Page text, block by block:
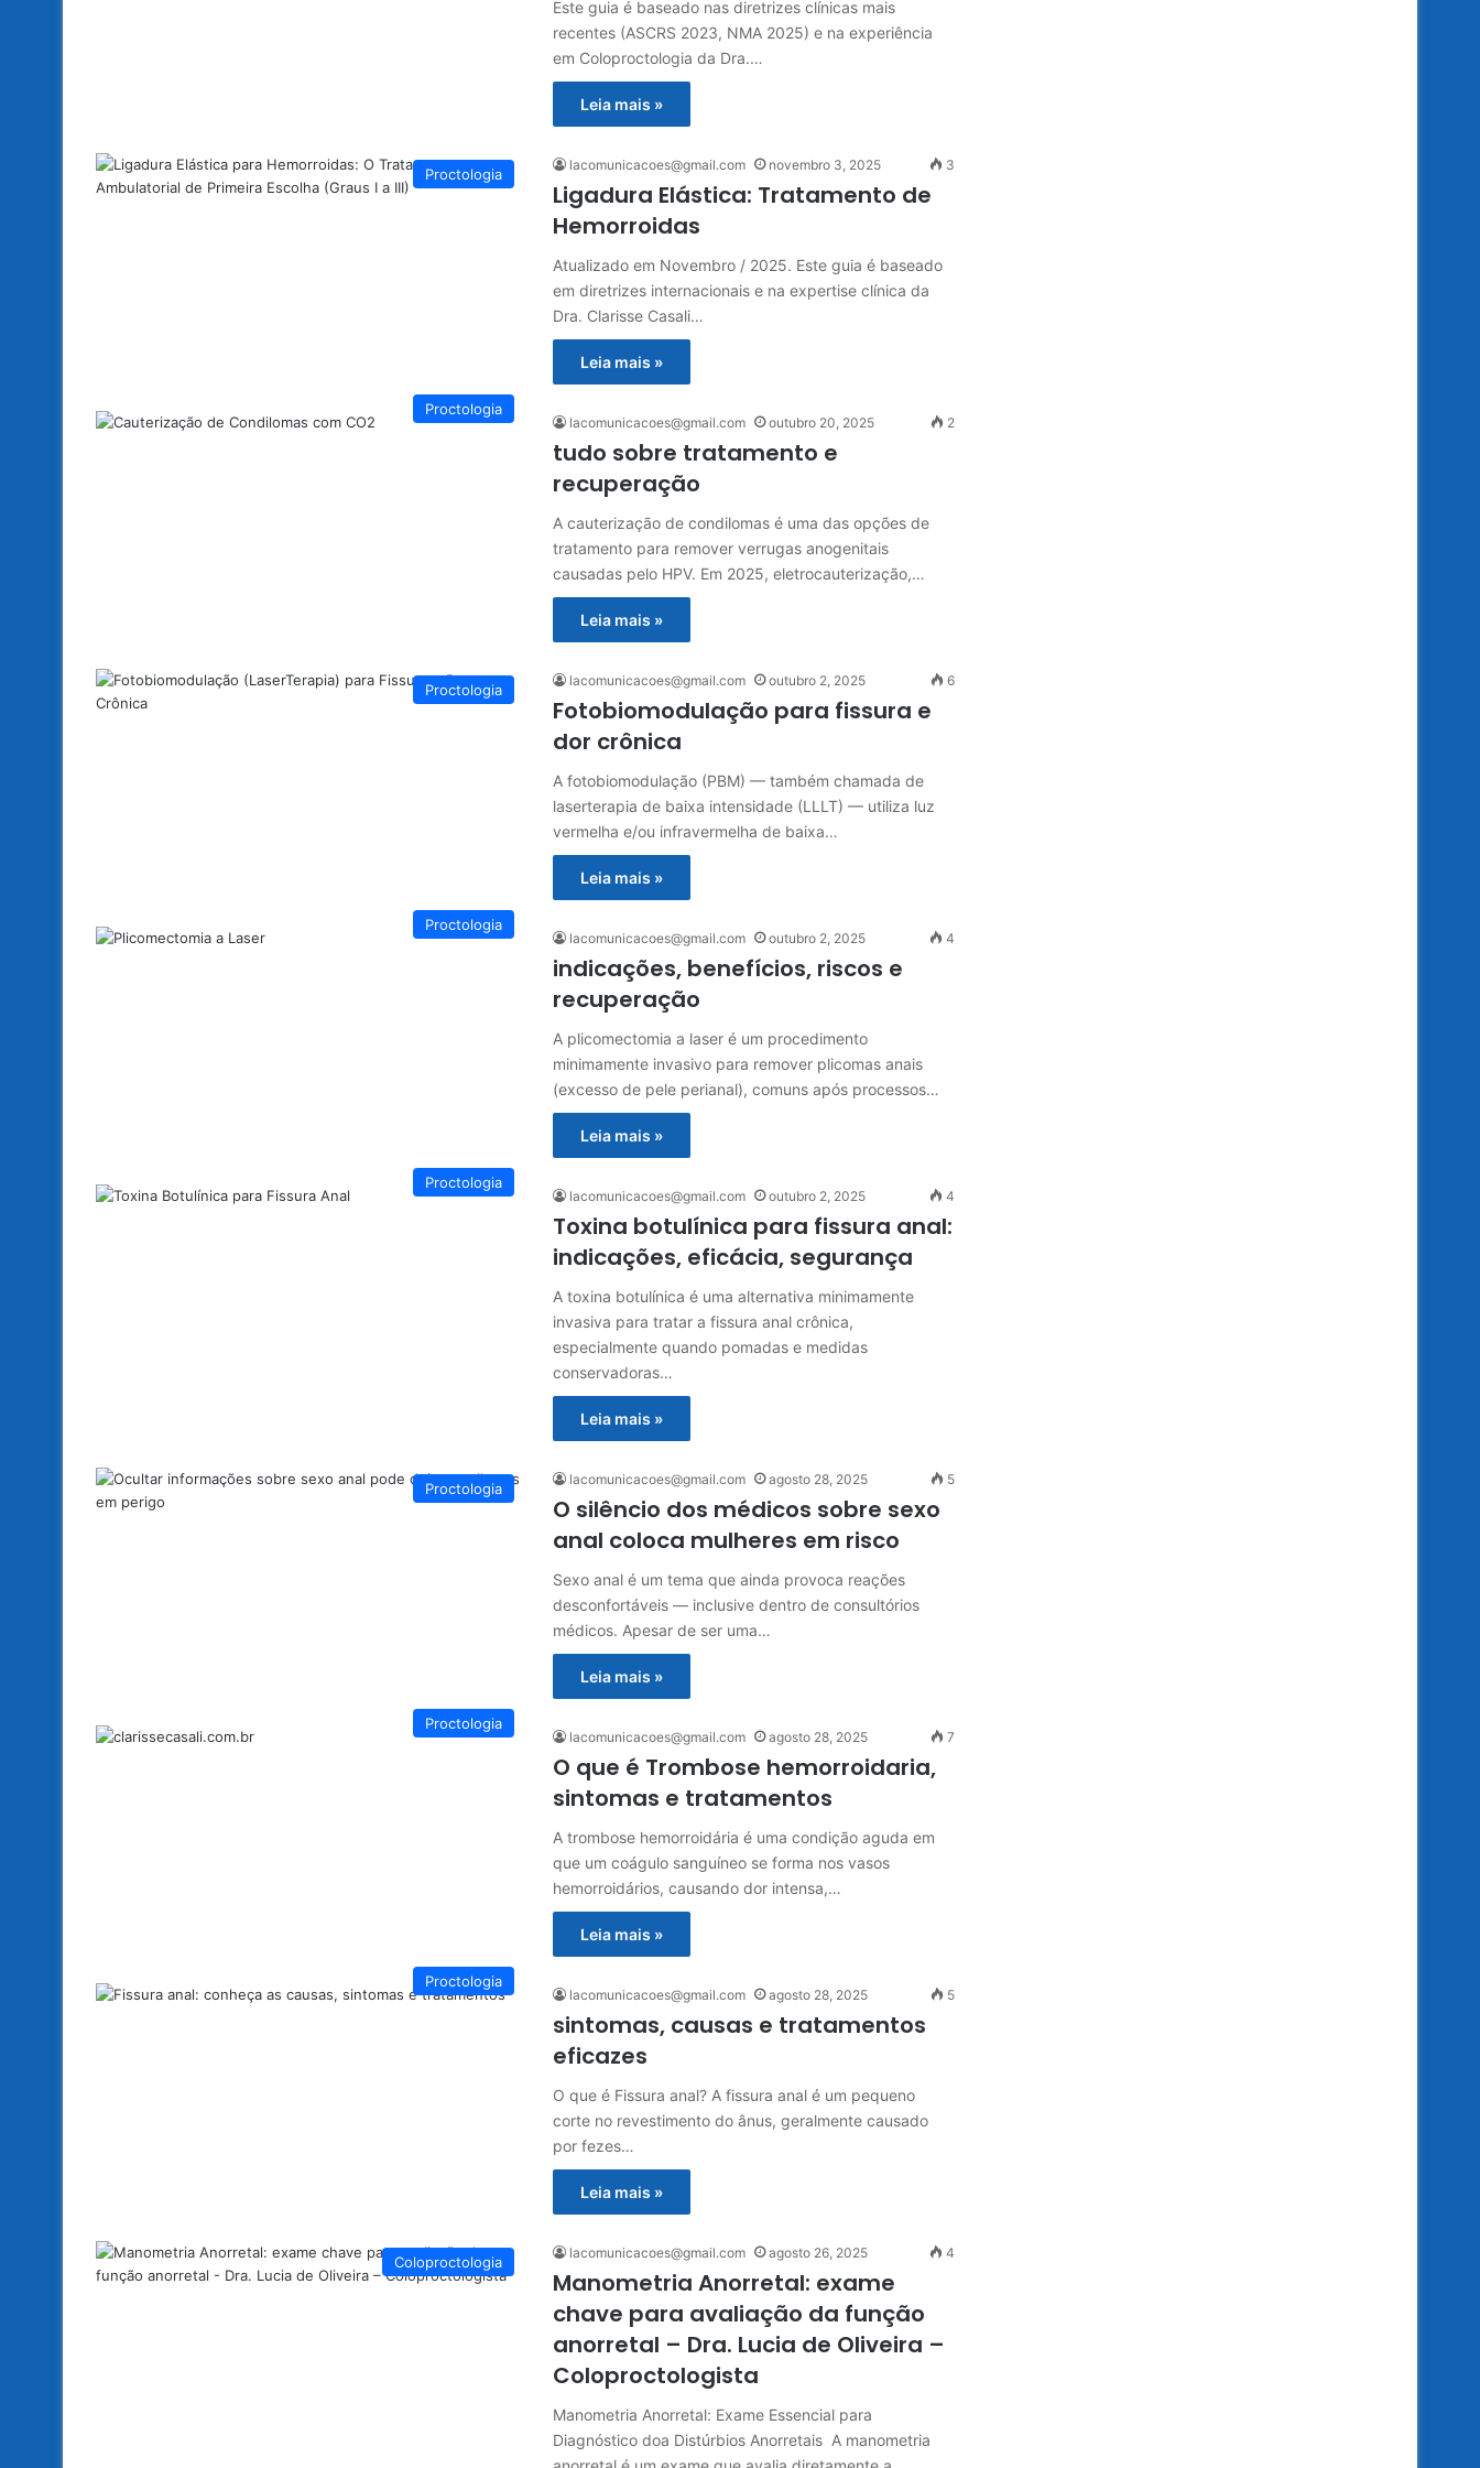
Este guia é baseado nas diretrizes clínicas mais
recentes (ASCRS 2023, NMA 2025) e na experiência
em Coloproctologia da Dra.…
Leia mais »
Proctologia
lacomunicacoes@gmail.com novembro 3, 2025 3
Ligadura Elástica: Tratamento de
Hemorroidas
Atualizado em Novembro / 2025. Este guia é baseado
em diretrizes internacionais e na expertise clínica da
Dra. Clarisse Casali…
Leia mais »
Proctologia
lacomunicacoes@gmail.com outubro 20, 2025 2
tudo sobre tratamento e
recuperação
A cauterização de condilomas é uma das opções de
tratamento para remover verrugas anogenitais
causadas pelo HPV. Em 2025, eletrocauterização,…
Leia mais »
Proctologia
lacomunicacoes@gmail.com outubro 2, 2025 6
Fotobiomodulação para fissura e
dor crônica
A fotobiomodulação (PBM) — também chamada de
laserterapia de baixa intensidade (LLLT) — utiliza luz
vermelha e/ou infravermelha de baixa…
Leia mais »
Proctologia
lacomunicacoes@gmail.com outubro 2, 2025 4
indicações, benefícios, riscos e
recuperação
A plicomectomia a laser é um procedimento
minimamente invasivo para remover plicomas anais
(excesso de pele perianal), comuns após processos…
Leia mais »
Proctologia
lacomunicacoes@gmail.com outubro 2, 2025 4
Toxina botulínica para fissura anal:
indicações, eficácia, segurança
A toxina botulínica é uma alternativa minimamente
invasiva para tratar a fissura anal crônica,
especialmente quando pomadas e medidas
conservadoras…
Leia mais »
Proctologia
lacomunicacoes@gmail.com agosto 28, 2025 5
O silêncio dos médicos sobre sexo
anal coloca mulheres em risco
Sexo anal é um tema que ainda provoca reações
desconfortáveis — inclusive dentro de consultórios
médicos. Apesar de ser uma…
Leia mais »
Proctologia
lacomunicacoes@gmail.com agosto 28, 2025 7
O que é Trombose hemorroidaria,
sintomas e tratamentos
A trombose hemorroidária é uma condição aguda em
que um coágulo sanguíneo se forma nos vasos
hemorroidários, causando dor intensa,…
Leia mais »
Proctologia
lacomunicacoes@gmail.com agosto 28, 2025 5
sintomas, causas e tratamentos
eficazes
O que é Fissura anal? A fissura anal é um pequeno
corte no revestimento do ânus, geralmente causado
por fezes…
Leia mais »
Coloproctologia
lacomunicacoes@gmail.com agosto 26, 2025 4
Manometria Anorretal: exame
chave para avaliação da função
anorretal – Dra. Lucia de Oliveira –
Coloproctologista
Manometria Anorretal: Exame Essencial para
Diagnóstico doa Distúrbios Anorretais A manometria